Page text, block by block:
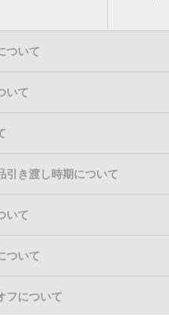
ついて
いて
引き渡し時期について
いて
ついて
フについて